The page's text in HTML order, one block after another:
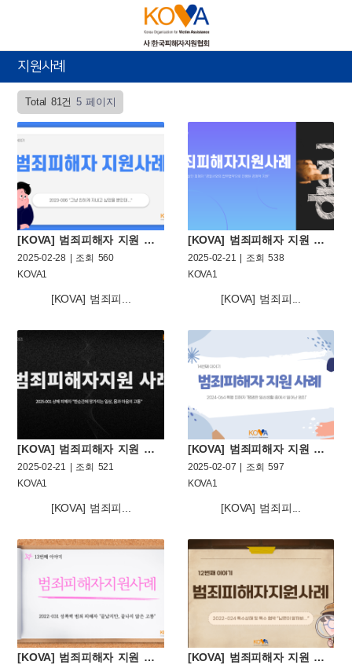
지원사례
Total 81건 5 페이지
[KOVA] 범죄피해자 지원 사례 열일곱번째 이야기
2025-02-28 | 조회 560
KOVA1
[KOVA] 범죄피...
[KOVA] 범죄피해자 지원 사례 열여섯번째 이야기
2025-02-21 | 조회 538
KOVA1
[KOVA] 범죄피...
[KOVA] 범죄피해자 지원 사례 열다섯번째 이야기
2025-02-21 | 조회 521
KOVA1
[KOVA] 범죄피...
[KOVA] 범죄피해자 지원 사례 열네번째 이야기
2025-02-07 | 조회 597
KOVA1
[KOVA] 범죄피...
[KOVA] 범죄피해자 지원 사례 열세번째 이야기 [KOVA] 범죄피해자 지원 사례 열두번째 이야기